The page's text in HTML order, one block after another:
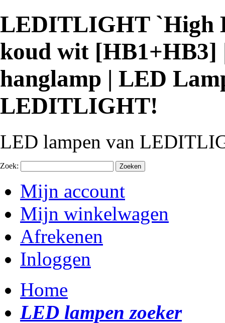
LEDITLIGHT `High
koud wit
hanglamp | LED
LEDITLIGHT!
LED lampen van
Zoek: Zoeken
Mijn account
Mijn winkelwagen
Afrekenen
Inloggen
Home
LED lampen zoeker